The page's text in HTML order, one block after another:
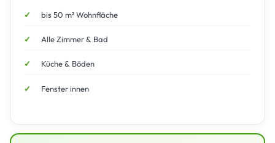
bis 50 m² Wohnfläche
Alle Zimmer & Bad
Küche & Böden
Fenster innen